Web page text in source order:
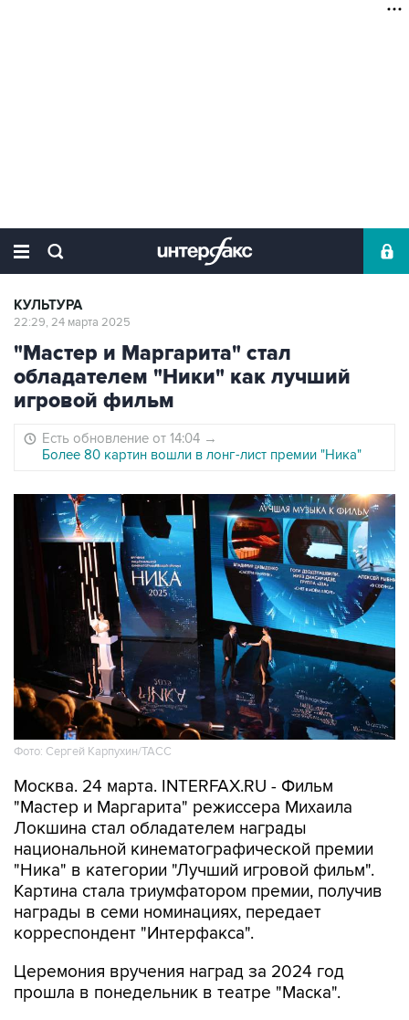
КУЛЬТУРА
22:29, 24 марта 2025
"Мастер и Маргарита" стал
обладателем "Ники" как лучший
игровой фильм
Есть обновление от 14:04 →
Более 80 картин вошли в лонг-лист премии "Ника"
Фото: Сергей Карпухин/ТАСС
Москва. 24 марта. INTERFAX.RU - Фильм
"Мастер и Маргарита" режиссера Михаила
Локшина стал обладателем награды
национальной кинематографической премии
"Ника" в категории "Лучший игровой фильм".
Картина стала триумфатором премии, получив
награды в семи номинациях, передает
корреспондент "Интерфакса".
Церемония вручения наград за 2024 год
прошла в понедельник в театре "Маска".